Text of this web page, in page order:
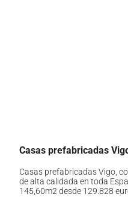
Casas prefabricadas Vigo,
de alta calidada en toda
145,60m2 desde 129.828